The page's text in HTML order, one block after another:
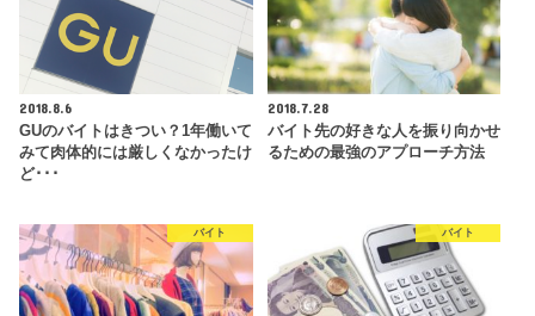
2018.8.6
GUのバイトはきつい？1年働いて
みて肉体的には厳しくなかったけ
ど･･･
2018.7.28
バイト先の好きな人を振り向かせ
るための最強のアプローチ方法
バイト バイト